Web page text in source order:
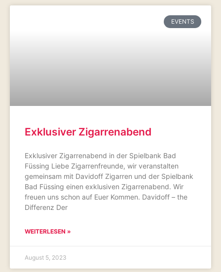
EVENTS
Exklusiver Zigarrenabend
Exklusiver Zigarrenabend in der Spielbank Bad
Füssing Liebe Zigarrenfreunde, wir veranstalten
gemeinsam mit Davidoff Zigarren und der Spielbank
Bad Füssing einen exklusiven Zigarrenabend. Wir
freuen uns schon auf Euer Kommen. Davidoff – the
Differenz Der
WEITERLESEN »
August 5, 2023